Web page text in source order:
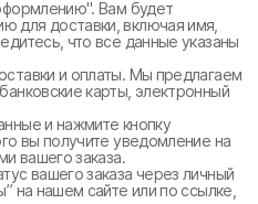
Вам будет
для доставки, включая имя,
что все данные указаны
и оплаты. Мы предлагаем
карты, электронный
и нажмите кнопку
вы получите уведомление на
вашего заказа.
вашего заказа через личный
на нашем сайте или по ссылке,